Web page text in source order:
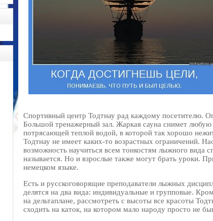
Спортивный центр Тодтнау рад каждому посетителю.
Большой тренажерный зал. Жаркая сауна снимет любую
потрясающей теплой водой, в которой так хорошо
Тодтнау не имеет каких-то возрастных ограничений.
возможность научиться всем тонкостям лыжного вида
называется. Но и взрослые также могут брать уроки.
немецком языке.
Есть и русскоговорящие преподаватели лыжных
делятся на два вида: индивидуальные и групповые.
на дельтаплане, рассмотреть с высоты все красоты
сходить на каток, на котором мало народу просто не